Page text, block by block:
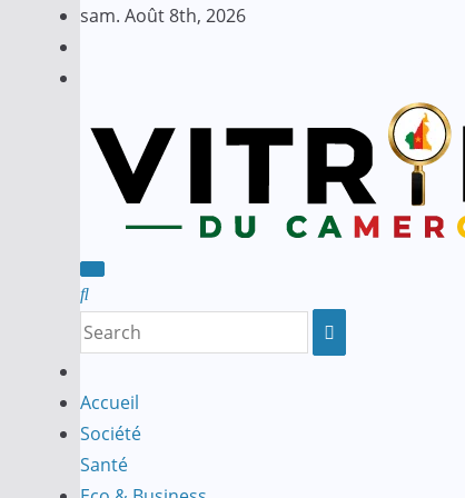
Skip
sam. Août 8th, 2026
Accueil
Société
Santé